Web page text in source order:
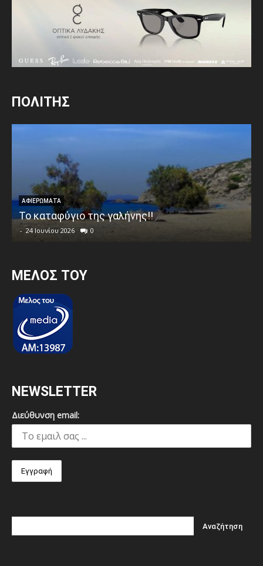
ΠΟΛΙΤΗΣ
ΑΦΙΕΡΩΜΑΤΑ
Το καταφύγιο της γαλήνης!!
- 24 Ιουνίου 2026 0
MEΛΟΣ ΤΟΥ
NEWSLETTER
Διεύθυνση email: